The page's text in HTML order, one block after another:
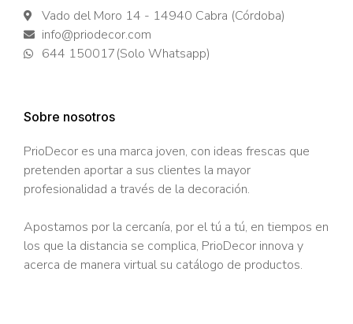
Vado del Moro 14 - 14940 Cabra (Córdoba)
info@priodecor.com
644 150017(Solo Whatsapp)
Sobre nosotros
PrioDecor es una marca joven, con ideas frescas que
pretenden aportar a sus clientes la mayor
profesionalidad a través de la decoración.
Apostamos por la cercanía, por el tú a tú, en tiempos en
los que la distancia se complica, PrioDecor innova y
acerca de manera virtual su catálogo de productos.